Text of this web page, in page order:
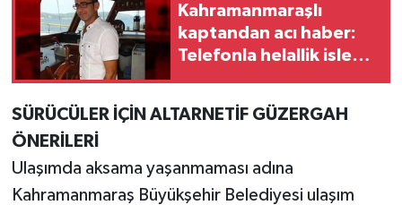
Kahramanmaraşlı
kaptandan acı haber:
Telefonla helallik isleyip
SÜRÜCÜLER İÇİN ALTARNETİF GÜZERGAH
ÖNERİLERİ
Ulaşımda aksama yaşanmaması adına
Kahramanmaraş Büyükşehir Belediyesi ulaşım